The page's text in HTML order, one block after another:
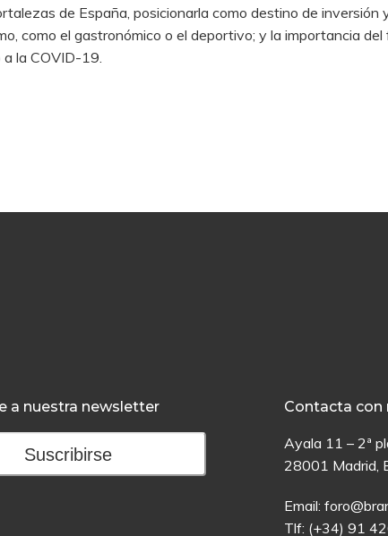
de España, posicionarla como destino de inversión
como el gastronómico o el deportivo; y la importancia
a la COVID-19.
a nuestra newsletter
Suscribirse
Contacta con
Ayala 11 – 2ª
28001 Madrid,
Email:
Tlf: (+34) 91